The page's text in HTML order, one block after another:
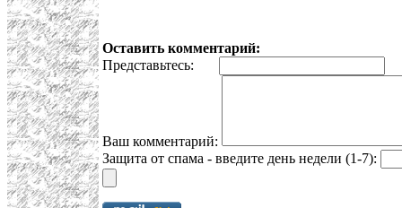
Оставить комментарий:
Представьтесь:
Ваш комментарий:
Защита от спама - введите день недели (1-7):